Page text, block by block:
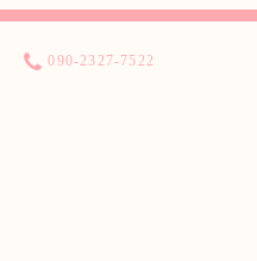
090-2327-7522